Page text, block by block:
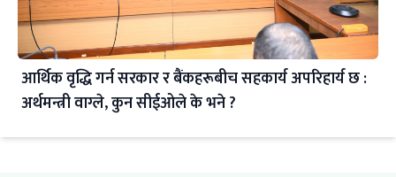
आर्थिक वृद्धि गर्न सरकार र बैंकहरूबीच सहकार्य अपरिहार्य छ :
अर्थमन्त्री वाग्ले, कुन सीईओले के भने ?